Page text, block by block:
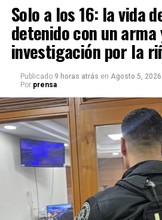
Solo a los 16: la vida
detenido con un
investigación por la
Publicado 9 horas atrás en Agosto 5, 2026
Por prensa